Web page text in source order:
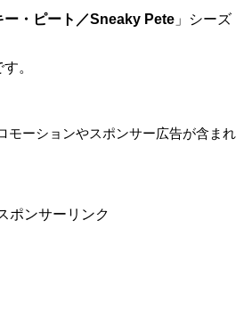
ー・ピート／Sneaky Pete 」シーズ
。
モーションやスポンサー広告が含まれ
ポンサーリンク